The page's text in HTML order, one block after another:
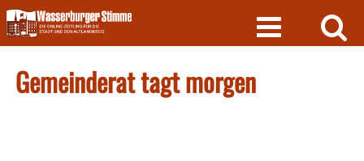
Skip
to
content
Gemeinderat tagt morgen